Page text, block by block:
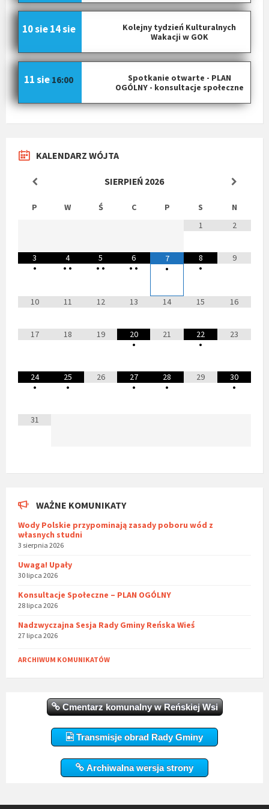
Kolejny tydzień Kulturalnych
Wakacji w GOK
10 sie 14 sie
Spotkanie otwarte - PLAN
OGÓLNY - konsultacje społeczne
11 sie 16:00
KALENDARZ WÓJTA
SIERPIEŃ 2026
P W Ś C P S
N
1
2
3
•
4
• •
5
• •
6
• •
7
•
8
•
9
10 11 12 13 14 15 16
17 18 19
20
•
21
22
•
23
24
•
25
•
26
27
•
28
•
29
30
•
31
WAŻNE KOMUNIKATY
Wody Polskie przypominają zasady poboru wód z
własnych studni
3 sierpnia 2026
Uwaga! Upały
30 lipca 2026
Konsultacje Społeczne – PLAN OGÓLNY
28 lipca 2026
Nadzwyczajna Sesja Rady Gminy Reńska Wieś
27 lipca 2026
ARCHIWUM KOMUNIKATÓW
Cmentarz komunalny w Reńskiej Wsi
Transmisje obrad Rady Gminy
Archiwalna wersja strony